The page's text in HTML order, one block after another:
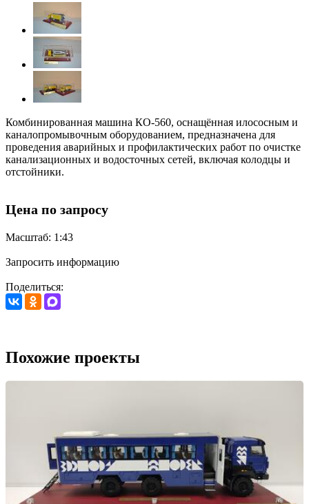
Комбинированная машина КО-560, оснащённая илососным и
каналопромывочным оборудованием, предназначена для
проведения аварийных и профилактических работ по очистке
канализационных и водосточных сетей, включая колодцы и
отстойники.
Цена по запросу
Масштаб: 1:43
Запросить информацию
Поделиться:
Похожие проекты